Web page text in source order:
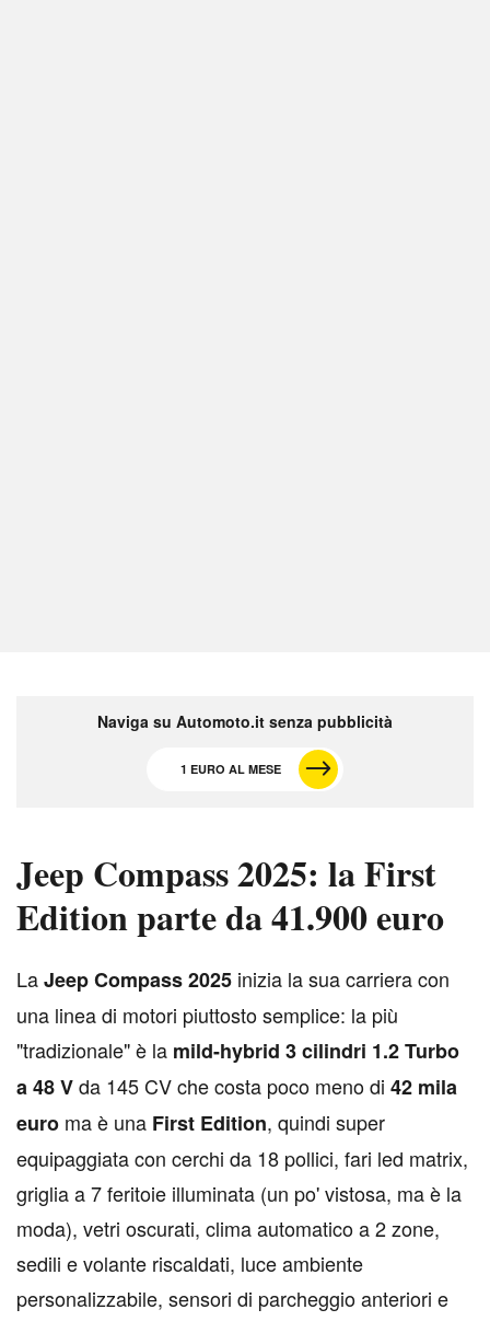
Naviga su Automoto.it senza pubblicità
1 EURO AL MESE
Jeep Compass 2025: la First
Edition parte da 41.900 euro
LaJeep Compass 2025 inizia la sua carriera con
una linea di motori piuttosto semplice: la più
"tradizionale" è la mild-hybrid 3 cilindri 1.2 Turbo
a 48 Vda 145 CV che costa poco meno di 42 mila
euro ma è una First Edition, quindi super
equipaggiata con cerchi da 18 pollici, fari led matrix,
griglia a 7 feritoie illuminata (un po' vistosa, ma è la
moda), vetri oscurati, clima automatico a 2 zone,
sedili e volante riscaldati, luce ambiente
personalizzabile, sensori di parcheggio anteriori e